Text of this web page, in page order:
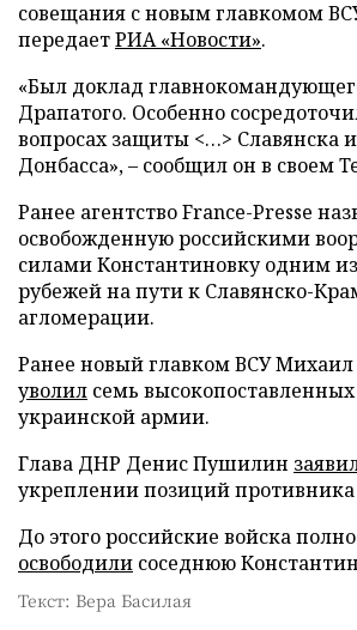
совещания с новым главкомом
передаетРИА «Новости».
«Был доклад
Драпатого. Особенно
вопросах защиты <…> Славянска
Донбасса», – сообщил он в своем
Ранее агентство France-Presse
освобожденную российскими
силами Константиновку одним
рубежей на пути к Славянско-
агломерации.
Ранее новый главком ВСУ
уволил семь
украинской армии.
Глава ДНР Денис Пушилин
укреплении позиций противника
До этого российские войска
освободили соседнюю
Текст: Вера Басилая